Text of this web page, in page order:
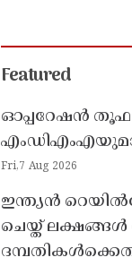
Featured
ഓപ്പറേഷൻ
Fri,7 Aug 2026
ഇന്ത്യൻ
ചെയ്ത് ലക്ഷങ്ങൾ